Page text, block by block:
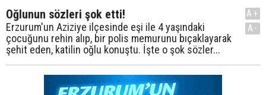
Oğlunun sözleri şok etti!
Erzurum'un Aziziye ilçesinde eşi ile 4 yaşındaki
çocuğunu rehin alıp, bir polis memurunu bıçaklayarak
şehit eden, katilin oğlu konuştu. İşte o şok sözler...
A+
A-